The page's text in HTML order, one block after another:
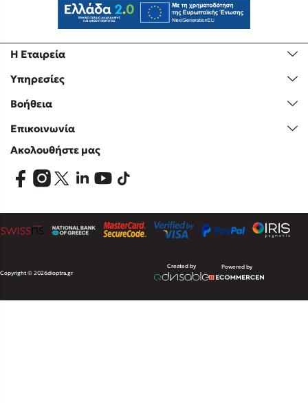
Η Εταιρεία
Υπηρεσίες
Βοήθεια
Επικοινωνία
Ακολουθήστε μας
Copyright © 2026dioptra.gr
Created by Powered by